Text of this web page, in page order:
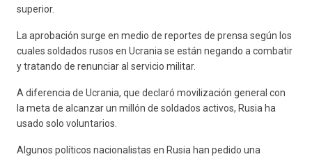
superior.
La aprobación surge en medio de reportes de prensa según los
cuales soldados rusos en Ucrania se están negando a combatir
y tratando de renunciar al servicio militar.
A diferencia de Ucrania, que declaró movilización general con
la meta de alcanzar un millón de soldados activos, Rusia ha
usado solo voluntarios.
Algunos políticos nacionalistas en Rusia han pedido una